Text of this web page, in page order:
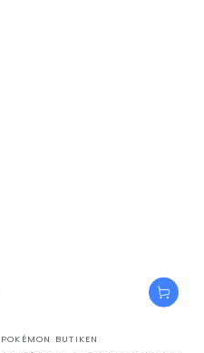
Säljare:
POKÉMON BUTIKEN